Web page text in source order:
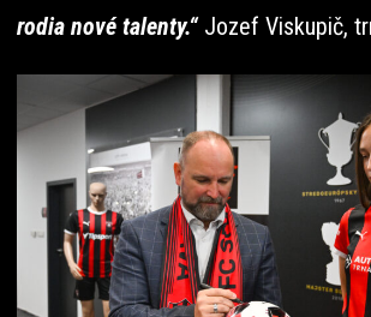
rodia nové talenty.“ Jozef Viskupič,